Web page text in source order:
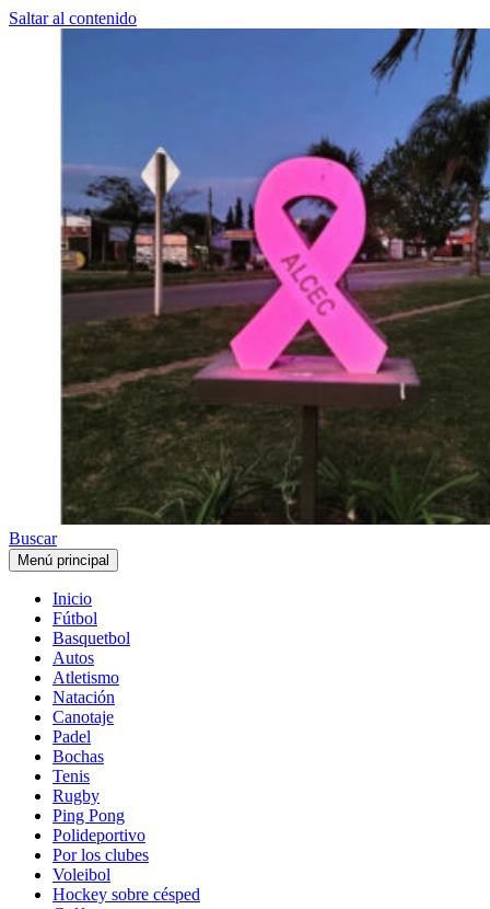
Saltar al contenido
Buscar
Menú principal
Inicio
Fútbol
Basquetbol
Autos
Atletismo
Natación
Canotaje
Padel
Bochas
Tenis
Rugby
Ping Pong
Polideportivo
Por los clubes
Voleibol
Hockey sobre césped